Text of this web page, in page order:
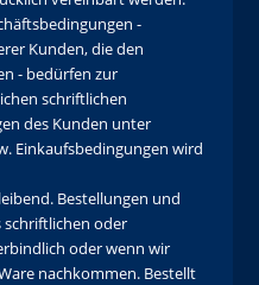
-
Kunden, die den
- bedürfen zur
schriftlichen
des Kunden unter
Einkaufsbedingungen wird
Bestellungen und
schriftlichen oder
oder wenn wir
nachkommen. Bestellt